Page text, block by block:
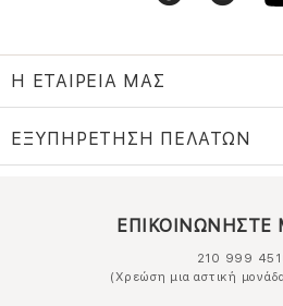
Η ΕΤΑΙΡΕΙΑ ΜΑΣ
ΕΞΥΠΗΡΕΤΗΣΗ ΠΕΛΑΤΩΝ
ΕΠΙΚΟΙΝΩΝΗΣΤΕ
210 999
(Χρεώση μια αστική